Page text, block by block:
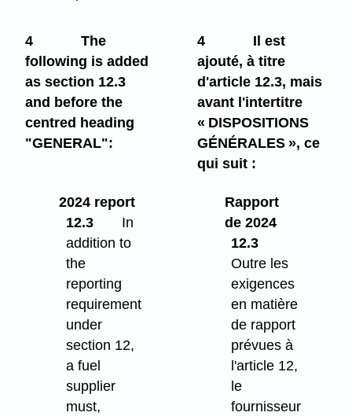
4
The
following is added
as section 12.3
and before the
centred heading
"GENERAL":
4
Il est
ajouté, à titre
d'article 12.3, mais
avant l'intertitre
« DISPOSITIONS
GÉNÉRALES », ce
qui suit :
2024 report
12.3
In
addition to
the
reporting
requirement
under
section 12,
a fuel
supplier
must,
Rapport
de 2024
12.3
Outre les
exigences
en matière
de rapport
prévues à
l'article 12,
le
fournisseur